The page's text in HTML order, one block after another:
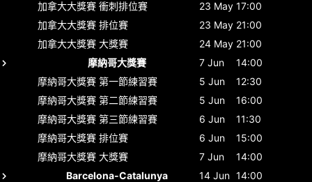
加拿大大獎賽 衝刺排位賽 23 May 17:00
加拿大大獎賽 排位賽 23 May 21:00
加拿大大獎賽 大獎賽 24 May 21:00
摩納哥大獎賽
7 Jun
14:00
摩納哥大獎賽 第一節練習賽 5 Jun
12:30
摩納哥大獎賽 第二節練習賽 5 Jun
16:00
摩納哥大獎賽 第三節練習賽 6 Jun
11:30
摩納哥大獎賽 排位賽 6 Jun
15:00
摩納哥大獎賽 大獎賽 7 Jun
14:00
Barcelona-Catalunya
14 Jun 14:00